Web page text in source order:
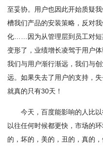
至妥协。用户也因此开始质疑
槽我们产品的安装策略，反对
化……因为从管理层到员工对短
变形了，业绩增长凌驾于用户
我们与用户渐行渐远，我们与
远。如果失去了用户的支持，
就真的只有30天！
今天，百度能影响的人比
以往任何时候都更快，市场的
的，坏的，美的，丑的，真的